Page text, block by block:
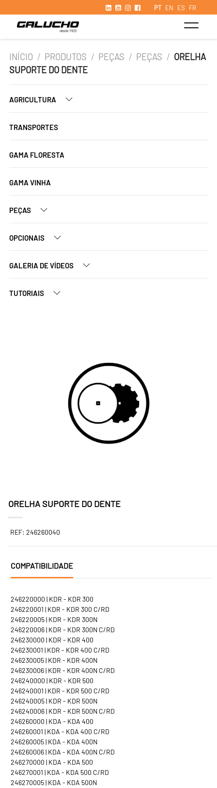
PT EN ES FR
INÍCIO / PRODUTOS / PEÇAS / PEÇAS / ORELHA
SUPORTE DO DENTE
AGRICULTURA
TRANSPORTES
GAMA FLORESTA
GAMA VINHA
PEÇAS
OPCIONAIS
GALERIA DE VÍDEOS
TUTORIAIS
ORELHA SUPORTE DO DENTE
REF: 246260040
COMPATIBILIDADE
246220000 | KDR - KDR 300
246220001 | KDR - KDR 300 C/RD
246220005 | KDR - KDR 300N
246220006 | KDR - KDR 300N C/RD
246230000 | KDR - KDR 400
246230001 | KDR - KDR 400 C/RD
246230005 | KDR - KDR 400N
246230006 | KDR - KDR 400N C/RD
246240000 | KDR - KDR 500
246240001 | KDR - KDR 500 C/RD
246240005 | KDR - KDR 500N
246240006 | KDR - KDR 500N C/RD
246260000 | KDA - KDA 400
246260001 | KDA - KDA 400 C/RD
246260005 | KDA - KDA 400N
246260006 | KDA - KDA 400N C/RD
246270000 | KDA - KDA 500
246270001 | KDA - KDA 500 C/RD
246270005 | KDA - KDA 500N